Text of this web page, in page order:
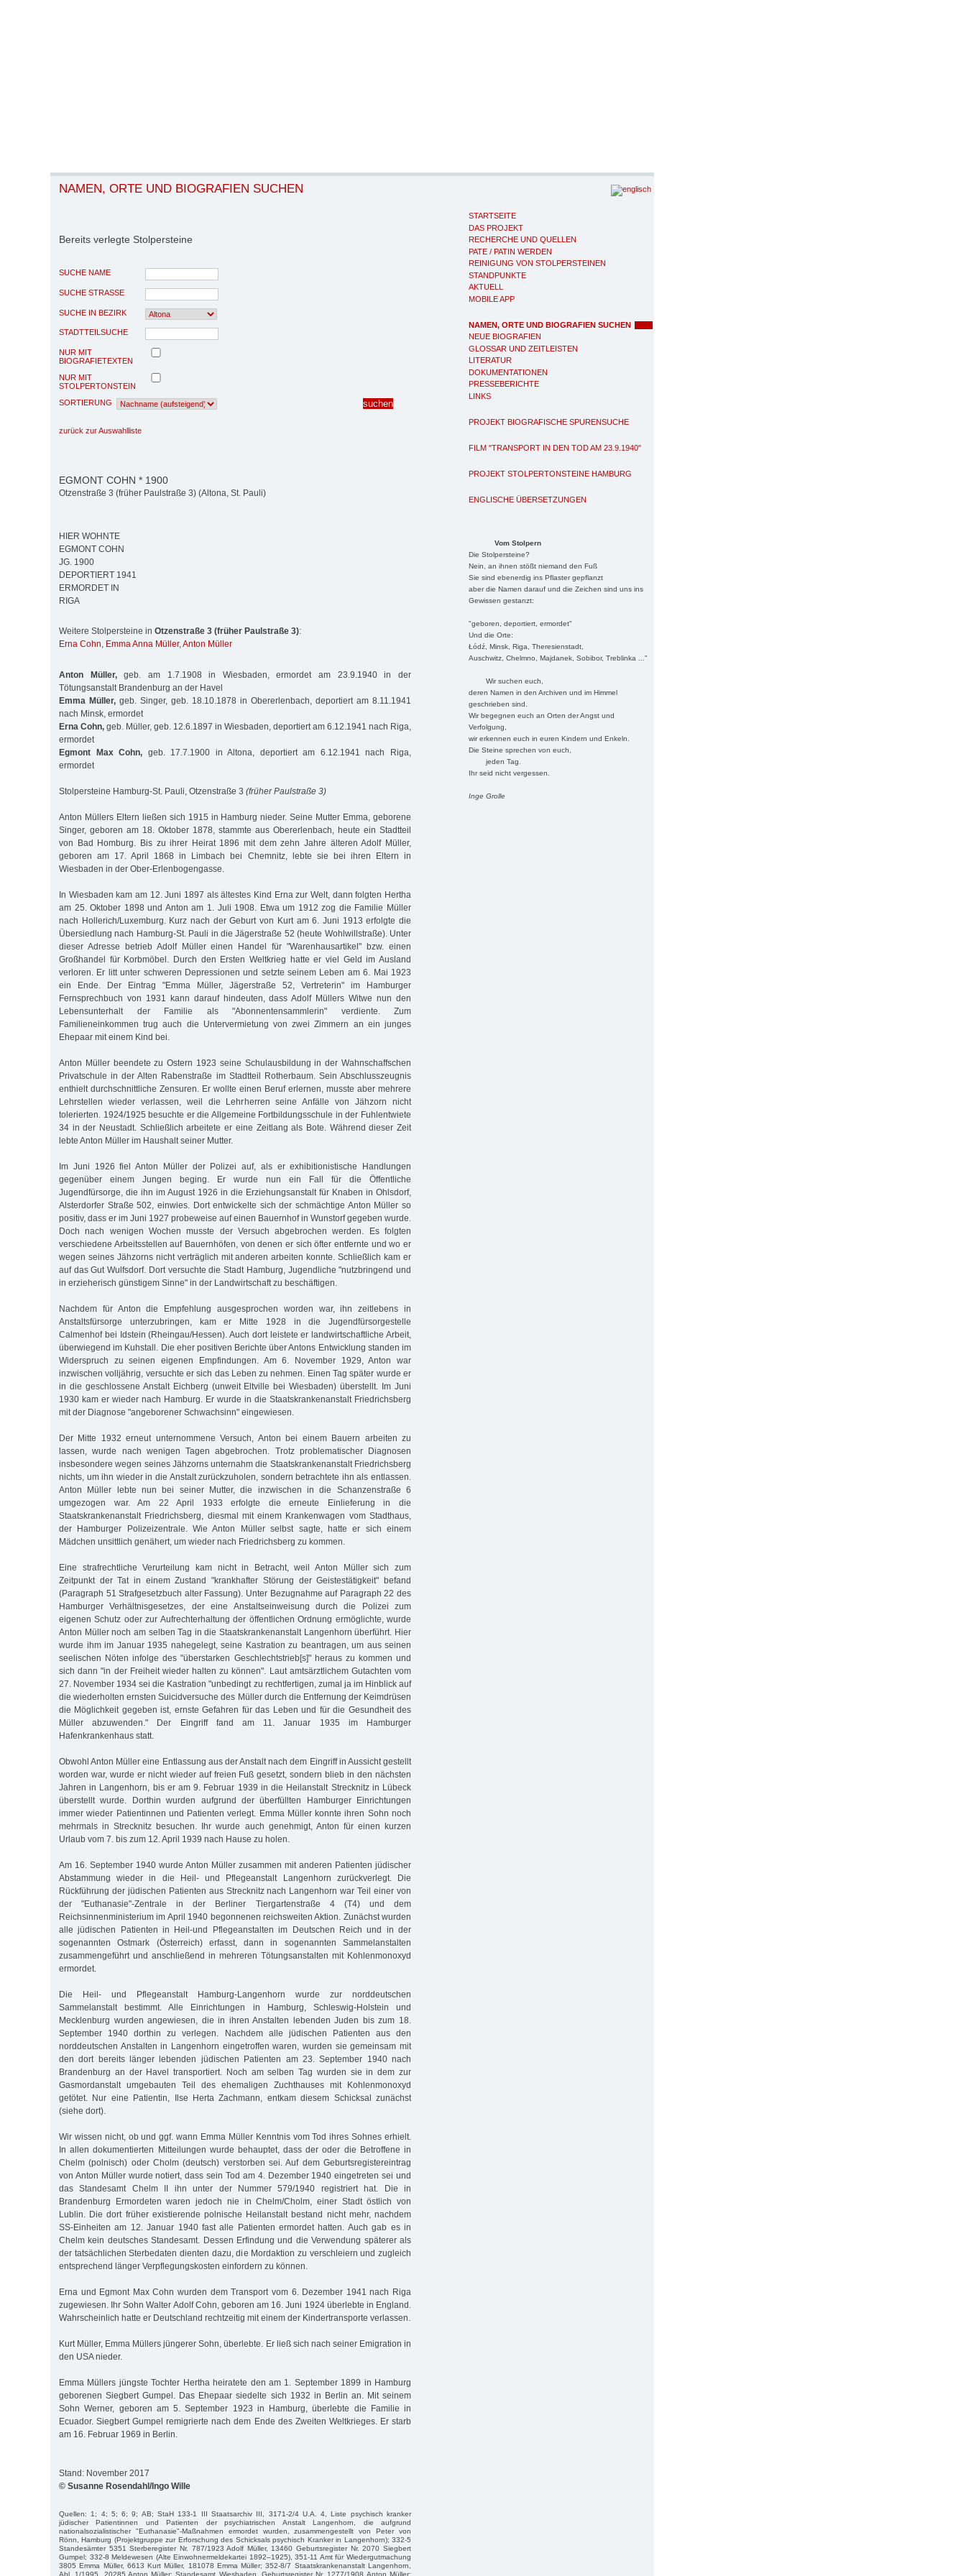
STARTSEITE
DAS PROJEKT
RECHERCHE UND QUELLEN
PATE / PATIN WERDEN
REINIGUNG VON STOLPERSTEINEN
STANDPUNKTE
AKTUELL
MOBILE APP
NAMEN, ORTE UND BIOGRAFIEN SUCHEN
NEUE BIOGRAFIEN
GLOSSAR UND ZEITLEISTEN
LITERATUR
DOKUMENTATIONEN
PRESSEBERICHTE
LINKS
PROJEKT BIOGRAFISCHE SPURENSUCHE
FILM "TRANSPORT IN DEN TOD AM 23.9.1940"
PROJEKT STOLPERTONSTEINE HAMBURG
ENGLISCHE ÜBERSETZUNGEN
Vom Stolpern
Die Stolpersteine?
Nein, an ihnen stößt niemand den Fuß
Sie sind ebenerdig ins Pflaster gepflanzt
aber die Namen darauf und die Zeichen sind uns ins
Gewissen gestanzt:
"geboren, deportiert, ermordet"
Und die Orte:
Łódź, Minsk, Riga, Theresienstadt,
Auschwitz, Chelmno, Majdanek, Sobibor, Treblinka ..."
Wir suchen euch,
deren Namen in den Archiven und im Himmel
geschrieben sind.
Wir begegnen euch an Orten der Angst und
Verfolgung,
wir erkennen euch in euren Kindern und Enkeln.
Die Steine sprechen von euch,
jeden Tag.
Ihr seid nicht vergessen.
Inge Grolle
NAMEN, ORTE UND BIOGRAFIEN SUCHEN
Bereits verlegte Stolpersteine
SUCHE NAME
SUCHE STRASSE
SUCHE IN BEZIRK
STADTTEILSUCHE
NUR MIT
BIOGRAFIETEXTEN
NUR MIT
STOLPERTONSTEIN
SORTIERUNG
zurück zur Auswahlliste
EGMONT COHN * 1900
Otzenstraße 3 (früher Paulstraße 3) (Altona, St. Pauli)
HIER WOHNTE
EGMONT COHN
JG. 1900
DEPORTIERT 1941
ERMORDET IN
RIGA
Weitere Stolpersteine in Otzenstraße 3 (früher Paulstraße 3):
Erna Cohn, Emma Anna Müller,Anton Müller
Anton Müller,geb. am 1.7.1908 in Wiesbaden, ermordet am 23.9.1940 in der
Tötungsanstalt Brandenburg an der Havel
Emma Müller, geb. Singer, geb. 18.10.1878 in Obererlenbach, deportiert am 8.11.1941
nach Minsk, ermordet
Erna Cohn, geb. Müller, geb. 12.6.1897 in Wiesbaden, deportiert am 6.12.1941 nach Riga,
ermordet
Egmont Max Cohn, geb. 17.7.1900 in Altona, deportiert am 6.12.1941 nach Riga,
ermordet
Stolpersteine Hamburg-St. Pauli, Otzenstraße 3 (früher Paulstraße 3)
Anton Müllers Eltern ließen sich 1915 in Hamburg nieder. Seine Mutter Emma, geborene
Singer, geboren am 18. Oktober 1878, stammte aus Obererlenbach, heute ein Stadtteil
von Bad Homburg. Bis zu ihrer Heirat 1896 mit dem zehn Jahre älteren Adolf Müller,
geboren am 17. April 1868 in Limbach bei Chemnitz, lebte sie bei ihren Eltern in
Wiesbaden in der Ober-Erlenbogengasse.
In Wiesbaden kam am 12. Juni 1897 als ältestes Kind Erna zur Welt, dann folgten Hertha
am 25. Oktober 1898 und Anton am 1. Juli 1908. Etwa um 1912 zog die Familie Müller
nach Hollerich/Luxemburg. Kurz nach der Geburt von Kurt am 6. Juni 1913 erfolgte die
Übersiedlung nach Hamburg-St. Pauli in die Jägerstraße 52 (heute Wohlwillstraße). Unter
dieser Adresse betrieb Adolf Müller einen Handel für "Warenhausartikel" bzw. einen
Großhandel für Korbmöbel. Durch den Ersten Weltkrieg hatte er viel Geld im Ausland
verloren. Er litt unter schweren Depressionen und setzte seinem Leben am 6. Mai 1923
ein Ende. Der Eintrag "Emma Müller, Jägerstraße 52, Vertreterin" im Hamburger
Fernsprechbuch von 1931 kann darauf hindeuten, dass Adolf Müllers Witwe nun den
Lebensunterhalt der Familie als "Abonnentensammlerin" verdiente. Zum
Familieneinkommen trug auch die Untervermietung von zwei Zimmern an ein junges
Ehepaar mit einem Kind bei.
Anton Müller beendete zu Ostern 1923 seine Schulausbildung in der Wahnschaffschen
Privatschule in der Alten Rabenstraße im Stadtteil Rotherbaum. Sein Abschlusszeugnis
enthielt durchschnittliche Zensuren. Er wollte einen Beruf erlernen, musste aber mehrere
Lehrstellen wieder verlassen, weil die Lehrherren seine Anfälle von Jähzorn nicht
tolerierten. 1924/1925 besuchte er die Allgemeine Fortbildungsschule in der Fuhlentwiete
34 in der Neustadt. Schließlich arbeitete er eine Zeitlang als Bote. Während dieser Zeit
lebte Anton Müller im Haushalt seiner Mutter.
Im Juni 1926 fiel Anton Müller der Polizei auf, als er exhibitionistische Handlungen
gegenüber einem Jungen beging. Er wurde nun ein Fall für die Öffentliche
Jugendfürsorge, die ihn im August 1926 in die Erziehungsanstalt für Knaben in Ohlsdorf,
Alsterdorfer Straße 502, einwies. Dort entwickelte sich der schmächtige Anton Müller so
positiv, dass er im Juni 1927 probeweise auf einen Bauernhof in Wunstorf gegeben wurde.
Doch nach wenigen Wochen musste der Versuch abgebrochen werden. Es folgten
verschiedene Arbeitsstellen auf Bauernhöfen, von denen er sich öfter entfernte und wo er
wegen seines Jähzorns nicht verträglich mit anderen arbeiten konnte. Schließlich kam er
auf das Gut Wulfsdorf. Dort versuchte die Stadt Hamburg, Jugendliche "nutzbringend und
in erzieherisch günstigem Sinne" in der Landwirtschaft zu beschäftigen.
Nachdem für Anton die Empfehlung ausgesprochen worden war, ihn zeitlebens in
Anstaltsfürsorge unterzubringen, kam er Mitte 1928 in die Jugendfürsorgestelle
Calmenhof bei Idstein (Rheingau/Hessen). Auch dort leistete er landwirtschaftliche Arbeit,
überwiegend im Kuhstall. Die eher positiven Berichte über Antons Entwicklung standen im
Widerspruch zu seinen eigenen Empfindungen. Am 6. November 1929, Anton war
inzwischen volljährig, versuchte er sich das Leben zu nehmen. Einen Tag später wurde er
in die geschlossene Anstalt Eichberg (unweit Eltville bei Wiesbaden) überstellt. Im Juni
1930 kam er wieder nach Hamburg. Er wurde in die Staatskrankenanstalt Friedrichsberg
mit der Diagnose "angeborener Schwachsinn" eingewiesen.
Der Mitte 1932 erneut unternommene Versuch, Anton bei einem Bauern arbeiten zu
lassen, wurde nach wenigen Tagen abgebrochen. Trotz problematischer Diagnosen
insbesondere wegen seines Jähzorns unternahm die Staatskrankenanstalt Friedrichsberg
nichts, um ihn wieder in die Anstalt zurückzuholen, sondern betrachtete ihn als entlassen.
Anton Müller lebte nun bei seiner Mutter, die inzwischen in die Schanzenstraße 6
umgezogen war. Am 22 April 1933 erfolgte die erneute Einlieferung in die
Staatskrankenanstalt Friedrichsberg, diesmal mit einem Krankenwagen vom Stadthaus,
der Hamburger Polizeizentrale. Wie Anton Müller selbst sagte, hatte er sich einem
Mädchen unsittlich genähert, um wieder nach Friedrichsberg zu kommen.
Eine strafrechtliche Verurteilung kam nicht in Betracht, weil Anton Müller sich zum
Zeitpunkt der Tat in einem Zustand "krankhafter Störung der Geistestätigkeit" befand
(Paragraph 51 Strafgesetzbuch alter Fassung). Unter Bezugnahme auf Paragraph 22 des
Hamburger Verhältnisgesetzes, der eine Anstaltseinweisung durch die Polizei zum
eigenen Schutz oder zur Aufrechterhaltung der öffentlichen Ordnung ermöglichte, wurde
Anton Müller noch am selben Tag in die Staatskrankenanstalt Langenhorn überführt. Hier
wurde ihm im Januar 1935 nahegelegt, seine Kastration zu beantragen, um aus seinen
seelischen Nöten infolge des "überstarken Geschlechtstrieb[s]" heraus zu kommen und
sich dann "in der Freiheit wieder halten zu können". Laut amtsärztlichem Gutachten vom
27. November 1934 sei die Kastration "unbedingt zu rechtfertigen, zumal ja im Hinblick auf
die wiederholten ernsten Suicidversuche des Müller durch die Entfernung der Keimdrüsen
die Möglichkeit gegeben ist, ernste Gefahren für das Leben und für die Gesundheit des
Müller abzuwenden." Der Eingriff fand am 11. Januar 1935 im Hamburger
Hafenkrankenhaus statt.
Obwohl Anton Müller eine Entlassung aus der Anstalt nach dem Eingriff in Aussicht gestellt
worden war, wurde er nicht wieder auf freien Fuß gesetzt, sondern blieb in den nächsten
Jahren in Langenhorn, bis er am 9. Februar 1939 in die Heilanstalt Strecknitz in Lübeck
überstellt wurde. Dorthin wurden aufgrund der überfüllten Hamburger Einrichtungen
immer wieder Patientinnen und Patienten verlegt. Emma Müller konnte ihren Sohn noch
mehrmals in Strecknitz besuchen. Ihr wurde auch genehmigt, Anton für einen kurzen
Urlaub vom 7. bis zum 12. April 1939 nach Hause zu holen.
Am 16. September 1940 wurde Anton Müller zusammen mit anderen Patienten jüdischer
Abstammung wieder in die Heil- und Pflegeanstalt Langenhorn zurückverlegt. Die
Rückführung der jüdischen Patienten aus Strecknitz nach Langenhorn war Teil einer von
der "Euthanasie"-Zentrale in der Berliner Tiergartenstraße 4 (T4) und dem
Reichsinnenministerium im April 1940 begonnenen reichsweiten Aktion. Zunächst wurden
alle jüdischen Patienten in Heil-und Pflegeanstalten im Deutschen Reich und in der
sogenannten Ostmark (Österreich) erfasst, dann in sogenannten Sammelanstalten
zusammengeführt und anschließend in mehreren Tötungsanstalten mit Kohlenmonoxyd
ermordet.
Die Heil- und Pflegeanstalt Hamburg-Langenhorn wurde zur norddeutschen
Sammelanstalt bestimmt. Alle Einrichtungen in Hamburg, Schleswig-Holstein und
Mecklenburg wurden angewiesen, die in ihren Anstalten lebenden Juden bis zum 18.
September 1940 dorthin zu verlegen. Nachdem alle jüdischen Patienten aus den
norddeutschen Anstalten in Langenhorn eingetroffen waren, wurden sie gemeinsam mit
den dort bereits länger lebenden jüdischen Patienten am 23. September 1940 nach
Brandenburg an der Havel transportiert. Noch am selben Tag wurden sie in dem zur
Gasmordanstalt umgebauten Teil des ehemaligen Zuchthauses mit Kohlenmonoxyd
getötet. Nur eine Patientin, Ilse Herta Zachmann, entkam diesem Schicksal zunächst
(siehe dort).
Wir wissen nicht, ob und ggf. wann Emma Müller Kenntnis vom Tod ihres Sohnes erhielt.
In allen dokumentierten Mitteilungen wurde behauptet, dass der oder die Betroffene in
Chelm (polnisch) oder Cholm (deutsch) verstorben sei. Auf dem Geburtsregistereintrag
von Anton Müller wurde notiert, dass sein Tod am 4. Dezember 1940 eingetreten sei und
das Standesamt Chelm II ihn unter der Nummer 579/1940 registriert hat. Die in
Brandenburg Ermordeten waren jedoch nie in Chelm/Cholm, einer Stadt östlich von
Lublin. Die dort früher existierende polnische Heilanstalt bestand nicht mehr, nachdem
SS-Einheiten am 12. Januar 1940 fast alle Patienten ermordet hatten. Auch gab es in
Chelm kein deutsches Standesamt. Dessen Erfindung und die Verwendung späterer als
der tatsächlichen Sterbedaten dienten dazu, die Mordaktion zu verschleiern und zugleich
entsprechend länger Verpflegungskosten einfordern zu können.
Erna und Egmont Max Cohn wurden dem Transport vom 6. Dezember 1941 nach Riga
zugewiesen. Ihr Sohn Walter Adolf Cohn, geboren am 16. Juni 1924 überlebte in England.
Wahrscheinlich hatte er Deutschland rechtzeitig mit einem der Kindertransporte verlassen.
Kurt Müller, Emma Müllers jüngerer Sohn, überlebte. Er ließ sich nach seiner Emigration in
den USA nieder.
Emma Müllers jüngste Tochter Hertha heiratete den am 1. September 1899 in Hamburg
geborenen Siegbert Gumpel. Das Ehepaar siedelte sich 1932 in Berlin an. Mit seinem
Sohn Werner, geboren am 5. September 1923 in Hamburg, überlebte die Familie in
Ecuador. Siegbert Gumpel remigrierte nach dem Ende des Zweiten Weltkrieges. Er starb
am 16. Februar 1969 in Berlin.
Stand: November 2017
© Susanne Rosendahl/Ingo Wille
Quellen: 1; 4; 5; 6; 9; AB; StaH 133-1 III Staatsarchiv III, 3171-2/4 U.A. 4, Liste psychisch kranker
jüdischer Patientinnen und Patienten der psychiatrischen Anstalt Langenhorn, die aufgrund
nationalsozialistischer "Euthanasie"-Maßnahmen ermordet wurden, zusammengestellt von Peter von
Rönn, Hamburg (Projektgruppe zur Erforschung des Schicksals psychisch Kranker in Langenhorn); 332-5
Standesämter 5351 Sterberegister Nr. 787/1923 Adolf Müller, 13460 Geburtsregister Nr. 2070 Siegbert
Gumpel; 332-8 Meldewesen (Alte Einwohnermeldekartei 1892–1925), 351-11 Amt für Wiedergutmachung
3805 Emma Müller, 6613 Kurt Müller, 181078 Emma Müller; 352-8/7 Staatskrankenanstalt Langenhorn,
Abl. 1/1995, 20285 Anton Müller; Standesamt Wiesbaden, Geburtsregister Nr. 1277/1908 Anton Müller;